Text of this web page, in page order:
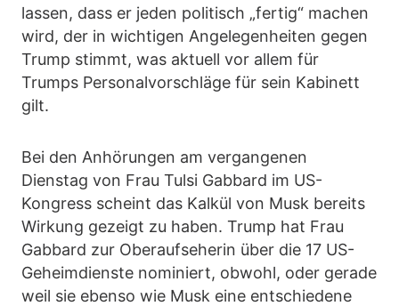
lassen, dass er jeden politisch „fertig“ machen
wird, der in wichtigen Angelegenheiten gegen
Trump stimmt, was aktuell vor allem für
Trumps Personalvorschläge für sein Kabinett
gilt.
Bei den Anhörungen am vergangenen
Dienstag von Frau Tulsi Gabbard im US-
Kongress scheint das Kalkül von Musk bereits
Wirkung gezeigt zu haben. Trump hat Frau
Gabbard zur Oberaufseherin über die 17 US-
Geheimdienste nominiert, obwohl, oder gerade
weil sie ebenso wie Musk eine entschiedene